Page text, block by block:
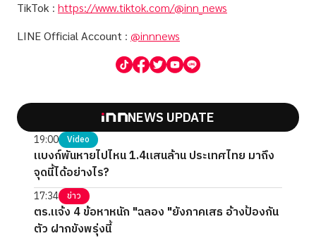
TikTok : https://www.tiktok.com/@inn_news
LINE Official Account : @innnews
NEWS UPDATE
19:00 Video
แบงก์พันหายไปไหน 1.4แสนล้าน ประเทศไทย มาถึง
จุดนี้ได้อย่างไร?
17:34 ข่าว
ตร.แจ้ง 4 ข้อหาหนัก "ฉลอง "ยังภาคเสธ อ้างป้องกัน
ตัว ฝากขังพรุ่งนี้